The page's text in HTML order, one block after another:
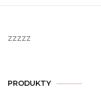
zzzzz
PRODUKTY